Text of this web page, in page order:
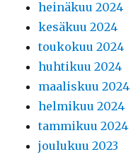
heinäkuu 2024
kesäkuu 2024
toukokuu 2024
huhtikuu 2024
maaliskuu 2024
helmikuu 2024
tammikuu 2024
joulukuu 2023